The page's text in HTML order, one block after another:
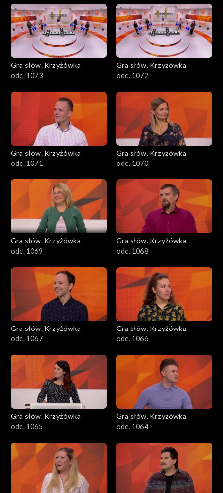
Gra słów. Krzyżówka
odc. 1073
Gra słów. Krzyżówka
odc. 1072
Gra słów. Krzyżówka
odc. 1071
Gra słów. Krzyżówka
odc. 1070
Gra słów. Krzyżówka
odc. 1069
Gra słów. Krzyżówka
odc. 1068
Gra słów. Krzyżówka
odc. 1067
Gra słów. Krzyżówka
odc. 1066
Gra słów. Krzyżówka
odc. 1065
Gra słów. Krzyżówka
odc. 1064